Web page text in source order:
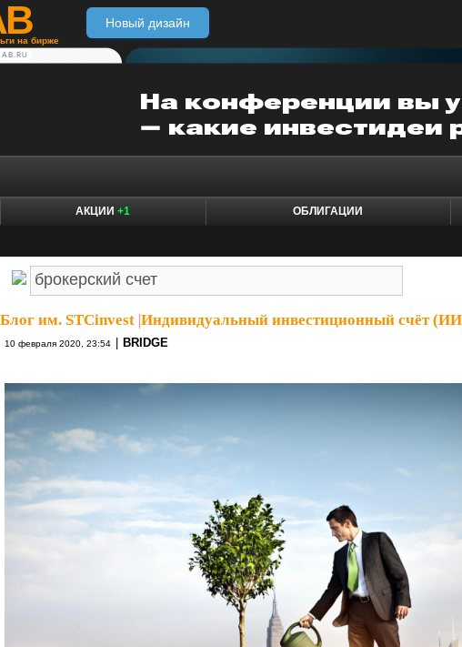
на бирже
Новый дизайн
АКЦИИ +1 ОБЛИГАЦИИ
Блог им. STCinvest Индивидуальный инвестиционный счёт
10 февраля 2020, 23:54 BRIDGE